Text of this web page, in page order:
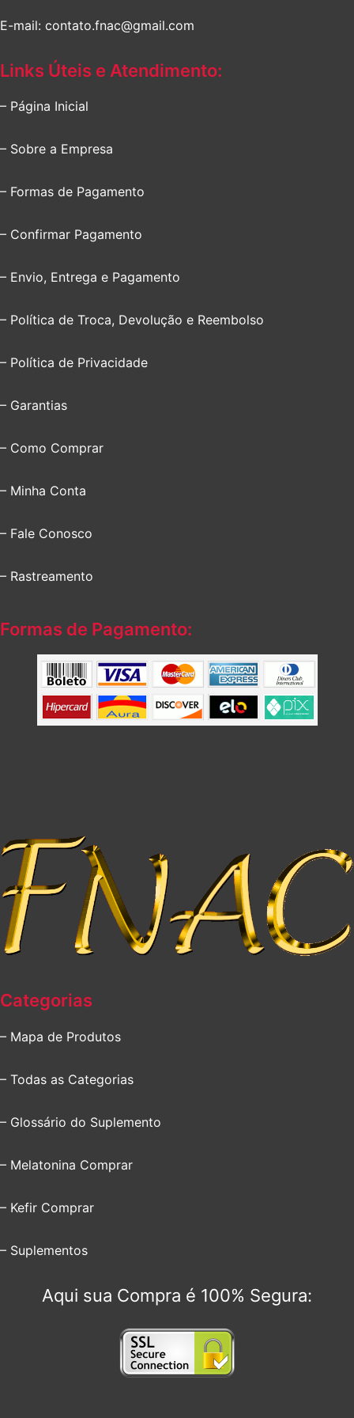
E-mail: contato.fnac@gmail.com
Links Úteis e Atendimento:
– Página Inicial
– Sobre a Empresa
– Formas de Pagamento
– Confirmar Pagamento
– Envio, Entrega e Pagamento
– Política de Troca, Devolução e Reembolso
– Política de Privacidade
– Garantias
– Como Comprar
– Minha Conta
– Fale Conosco
– Rastreamento
Formas de Pagamento:
Categorias
– Mapa de Produtos
– Todas as Categorias
– Glossário do Suplemento
– Melatonina Comprar
– Kefir Comprar
– Suplementos
Aqui sua Compra é 100% Segura: